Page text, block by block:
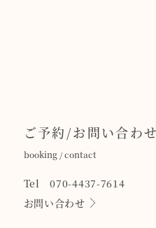
ご予約/お問い合わせ
booking / contact
Tel 070-4437-7614
お問い合わせ